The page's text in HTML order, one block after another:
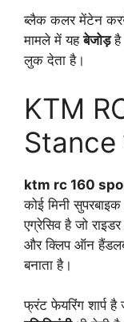
ब्लैक कलर मेंटेन
मामले में यहबेजोड़
लुक देता है।
KTM
Stance
ktm rc 160
कोई मिनी
एग्रेसिव है जो
और क्लिप ऑन
बनाता है।
फ्रंट फेयरिंग शार्प